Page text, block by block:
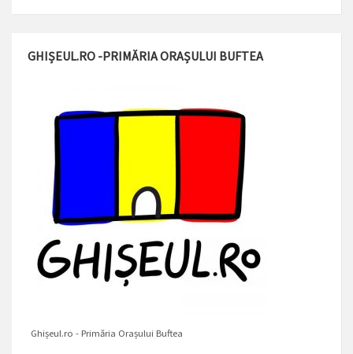
GHIȘEUL.RO -PRIMĂRIA ORAȘULUI BUFTEA
Ghișeul.ro - Primăria Orașului Buftea